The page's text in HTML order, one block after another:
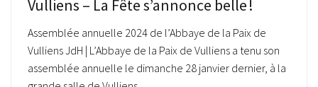
Vulliens – La Fête s’annonce belle !
Assemblée annuelle 2024 de l’Abbaye de la Paix de
Vulliens JdH | L’Abbaye de la Paix de Vulliens a tenu son
assemblée annuelle le dimanche 28 janvier dernier, à la